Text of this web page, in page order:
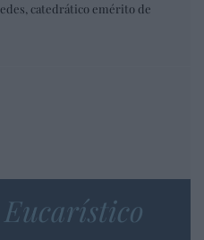
catedrático emérito de